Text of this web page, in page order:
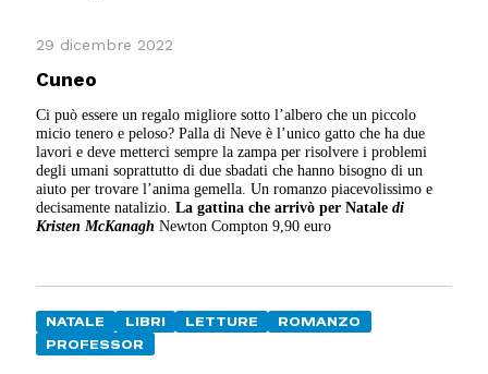
29 dicembre 2022
Cuneo
Ci può essere un regalo migliore sotto l’albero che un piccolo
micio tenero e peloso? Palla di Neve è l’unico gatto che ha due
lavori e deve metterci sempre la zampa per risolvere i problemi
degli umani soprattutto di due sbadati che hanno bisogno di un
aiuto per trovare l’anima gemella. Un romanzo piacevolissimo e
decisamente natalizio.La gattina che arrivò per Natale di
Kristen McKanagh Newton Compton 9,90 euro
NATALE LIBRI LETTURE
ROMANZO
PROFESSOR